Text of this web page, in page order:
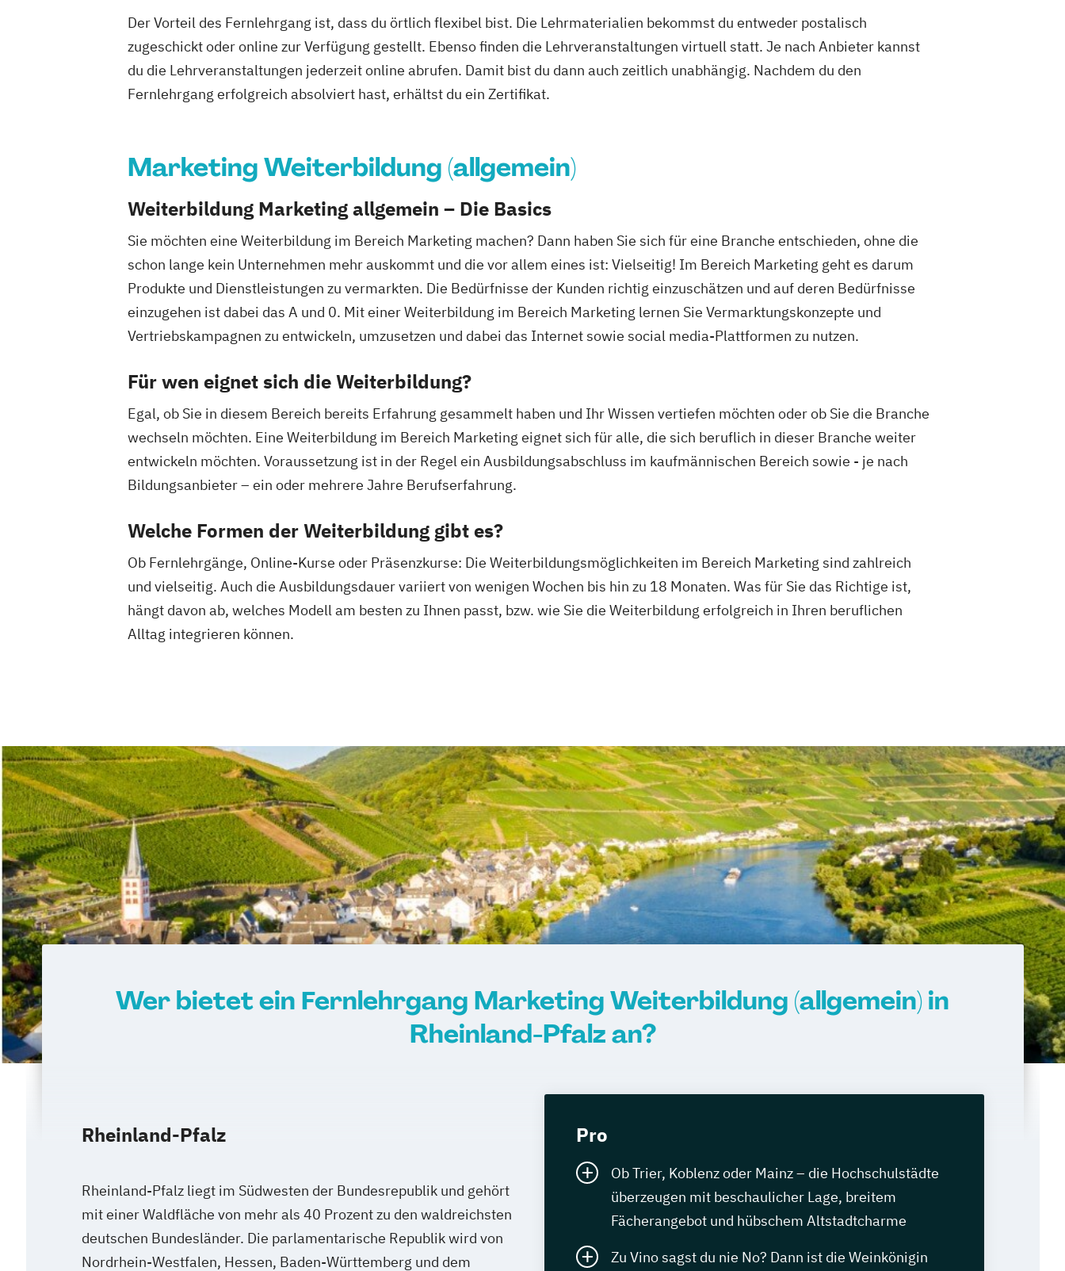
Der Vorteil des Fernlehrgang ist, dass du örtlich flexibel bist. Die Lehrmaterialien bekommst du entweder postalisch
zugeschickt oder online zur Verfügung gestellt. Ebenso finden die Lehrveranstaltungen virtuell statt. Je nach Anbieter kannst
du die Lehrveranstaltungen jederzeit online abrufen. Damit bist du dann auch zeitlich unabhängig. Nachdem du den
Fernlehrgang erfolgreich absolviert hast, erhältst du ein Zertifikat.
Marketing Weiterbildung (allgemein)
Weiterbildung Marketing allgemein – Die Basics
Sie möchten eine Weiterbildung im Bereich Marketing machen? Dann haben Sie sich für eine Branche entschieden, ohne die
schon lange kein Unternehmen mehr auskommt und die vor allem eines ist: Vielseitig! Im Bereich Marketing geht es darum
Produkte und Dienstleistungen zu vermarkten. Die Bedürfnisse der Kunden richtig einzuschätzen und auf deren Bedürfnisse
einzugehen ist dabei das A und 0. Mit einer Weiterbildung im Bereich Marketing lernen Sie Vermarktungskonzepte und
Vertriebskampagnen zu entwickeln, umzusetzen und dabei das Internet sowie social media-Plattformen zu nutzen.
Für wen eignet sich die Weiterbildung?
Egal, ob Sie in diesem Bereich bereits Erfahrung gesammelt haben und Ihr Wissen vertiefen möchten oder ob Sie die Branche
wechseln möchten. Eine Weiterbildung im Bereich Marketing eignet sich für alle, die sich beruflich in dieser Branche weiter
entwickeln möchten. Voraussetzung ist in der Regel ein Ausbildungsabschluss im kaufmännischen Bereich sowie - je nach
Bildungsanbieter – ein oder mehrere Jahre Berufserfahrung.
Welche Formen der Weiterbildung gibt es?
Ob Fernlehrgänge, Online-Kurse oder Präsenzkurse: Die Weiterbildungsmöglichkeiten im Bereich Marketing sind zahlreich
und vielseitig. Auch die Ausbildungsdauer variiert von wenigen Wochen bis hin zu 18 Monaten. Was für Sie das Richtige ist,
hängt davon ab, welches Modell am besten zu Ihnen passt, bzw. wie Sie die Weiterbildung erfolgreich in Ihren beruflichen
Alltag integrieren können.
Wer bietet ein Fernlehrgang Marketing Weiterbildung (allgemein) in
Rheinland-Pfalz an?
Rheinland-Pfalz
Rheinland-Pfalz liegt im Südwesten der Bundesrepublik und gehört
mit einer Waldfläche von mehr als 40 Prozent zu den waldreichsten
deutschen Bundesländer. Die parlamentarische Republik wird von
Nordrhein-Westfalen, Hessen, Baden-Württemberg und dem
Pro
Ob Trier, Koblenz oder Mainz – die Hochschulstädte
überzeugen mit beschaulicher Lage, breitem
Fächerangebot und hübschem Altstadtcharme
Zu Vino sagst du nie No? Dann ist die Weinkönigin